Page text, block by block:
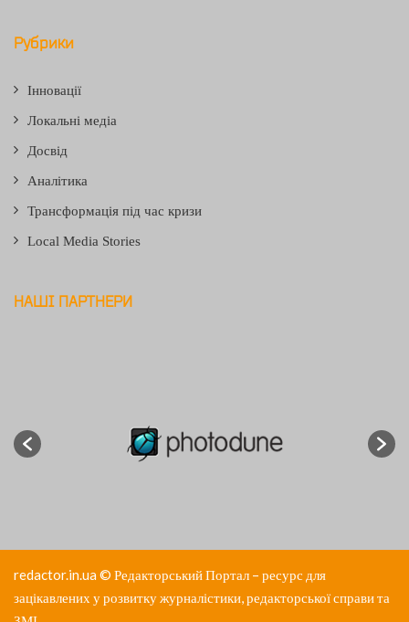
Рубрики
Інновації
Локальні медіа
Досвід
Аналітика
Трансформація під час кризи
Local Media Stories
НАШІ ПАРТНЕРИ
redactor.in.ua© Редакторський Портал – ресурс для
зацікавлених у розвитку журналістики, редакторської справи та